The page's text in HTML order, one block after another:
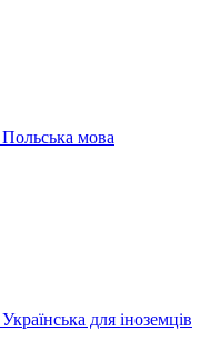
Польська мова
Українська для іноземців